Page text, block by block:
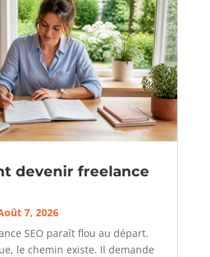
devenir freelance
7, 2026
SEO paraît flou au départ.
le chemin existe. Il demande